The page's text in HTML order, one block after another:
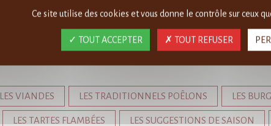
LES VIANDES LES TRADITIONNELS POÊLONS LES
LES TARTES FLAMBÉES LES SUGGESTIONS DE SAISON
Ce site utilise des cookies et vous donne le contrôle sur ceux
TOUT ACCEPTER TOUT REFUSER